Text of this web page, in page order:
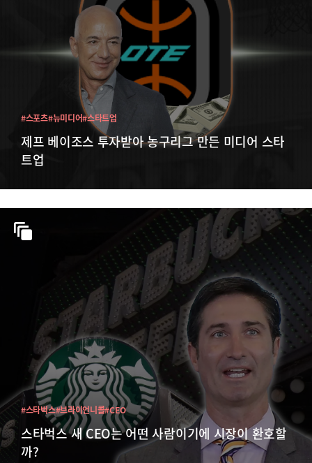
제프 베이조스 투자받아 농구리그 만든 미디어 스타
트업
#스포츠#뉴미디어#스타트업
스타벅스 새 CEO는 어떤 사람이기에 시장이 환호할
까?
#스타벅스#브라이언니콜#CEO